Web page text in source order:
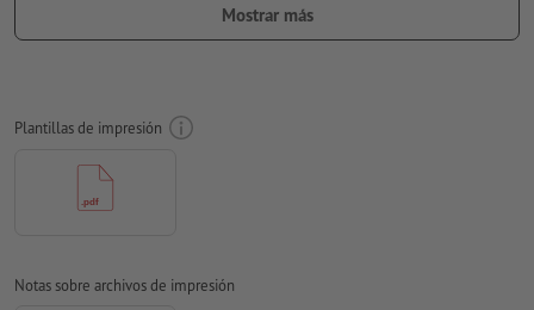
importantes deben tener al menos 10 mm de separación
respecto del borde del formato final
convertidas en curvas
No corregimos las
Loscomentariosserán eliminados y no se imprimen
Mostrar más
Plantillas de impresión
Notas sobre archivos de impresión